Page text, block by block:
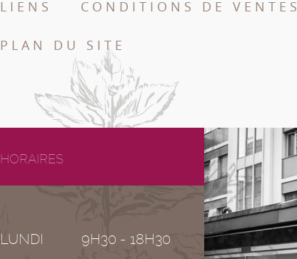
LIENS CONDITIONS DE VENTES
PLAN DU SITE
HORAIRES
LUNDI 9H30 - 18H30